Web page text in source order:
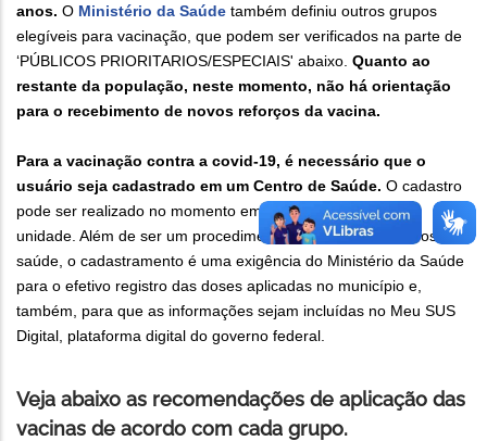
anos. O Ministério da Saúde também definiu outros grupos
elegíveis para vacinação, que podem ser verificados na parte de
‘PÚBLICOS PRIORITARIOS/ESPECIAIS' abaixo. Quanto ao
restante da população, neste momento, não há orientação
para o recebimento de novos reforços da vacina.
Para a vacinação contra a covid-19, é necessário que o
usuário seja cadastrado em um Centro de Saúde. O cadastro
pode ser realizado no momento em que o usuário chega à
unidade. Além de ser um procedimento de rotina dos centros de
saúde, o cadastramento é uma exigência do Ministério da Saúde
para o efetivo registro das doses aplicadas no município e,
também, para que as informações sejam incluídas no Meu SUS
Digital, plataforma digital do governo federal.
Veja abaixo as recomendações de aplicação das
vacinas de acordo com cada grupo.